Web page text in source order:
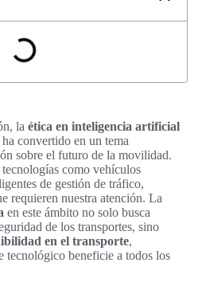
la ética en inteligencia artificial
ha convertido en un tema
sobre el futuro de la movilidad.
como vehículos
de gestión de tráfico,
requieren nuestra atención. La
en este ámbito no solo busca
de los transportes, sino
en el transporte,
tecnológico beneficie a todos los